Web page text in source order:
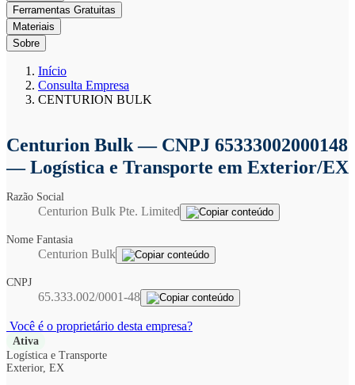
Ferramentas Gratuitas
Materiais
Sobre
Início
Consulta Empresa
CENTURION BULK
Centurion Bulk— CNPJ 65333002000148
— Logística e Transporte em Exterior/EX
Razão Social
Centurion Bulk Pte. Limited
Nome Fantasia
Centurion Bulk
CNPJ
65.333.002/0001-48
Você é o proprietário desta empresa?
Ativa
Logística e Transporte
Exterior, EX